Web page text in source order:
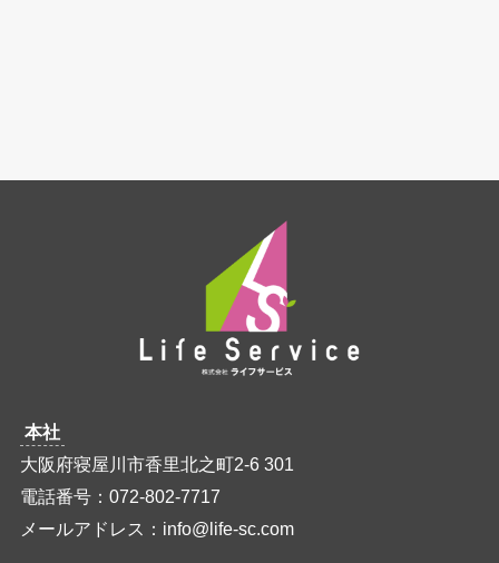
本社
大阪府寝屋川市香里北之町2-6 301
電話番号：072-802-7717
メールアドレス：info@life-sc.com